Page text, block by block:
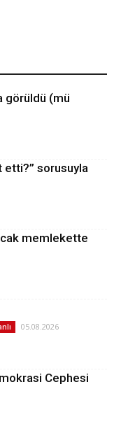
görüldü (mü
etti?” sorusuyla
memlekette
05.08.2026
Cephesi